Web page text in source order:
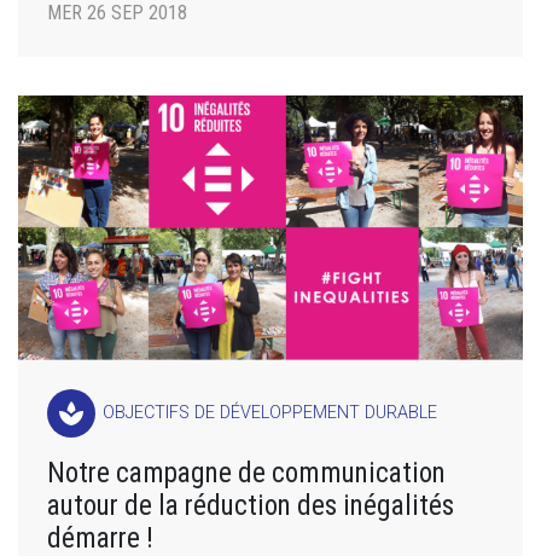
MER 26 SEP 2018
spa OBJECTIFS DE DÉVELOPPEMENT DURABLE
Notre campagne de communication
autour de la réduction des inégalités
démarre !